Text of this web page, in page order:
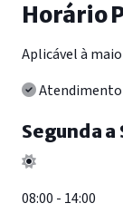
Horário
Aplicável à
Segunda
08:00 - 14:00